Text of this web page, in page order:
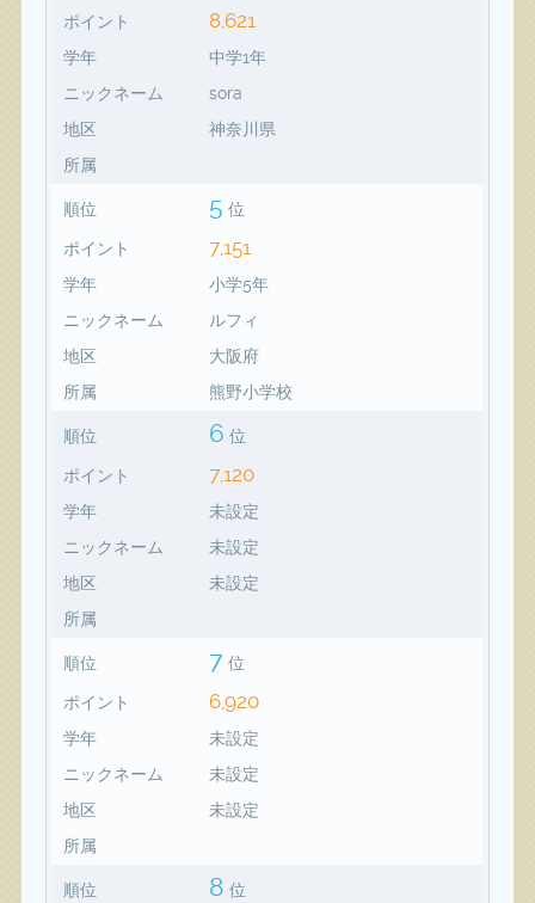
ポイント 8,621
学年
中学1年
ニックネーム
sora
地区
神奈川県
所属
順位 5 位
ポイント 7,151
学年
小学5年
ニックネーム
ルフィ
地区
大阪府
所属
熊野小学校
順位 6 位
ポイント 7,120
学年
未設定
ニックネーム
未設定
地区
未設定
所属
順位 7 位
ポイント 6,920
学年
未設定
ニックネーム
未設定
地区
未設定
所属
順位 8 位